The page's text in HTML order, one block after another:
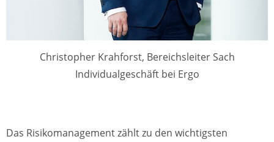
Christopher Krahforst, Bereichsleiter Sach
Individualgeschäft bei Ergo
Das Risikomanagement zählt zu den wichtigsten